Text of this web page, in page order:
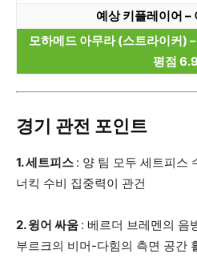
예상 키플레이어 –
모하메드 아무라 (스트라이커)
평점
경기 관전 포인트
1. 세트피스 : 양 팀 모두 세트피스
너킥 수비 집중력이 관건
2. 윙어 싸움 : 베르더 브레멘의 음
부르크의 비머-다힘의 측면 공간